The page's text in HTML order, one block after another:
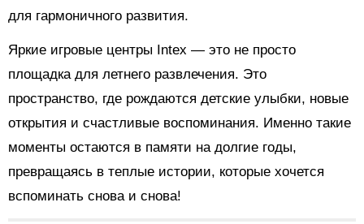
для гармоничного развития.
Яркие игровые центры Intex — это не просто
площадка для летнего развлечения. Это
пространство, где рождаются детские улыбки, новые
открытия и счастливые воспоминания. Именно такие
моменты остаются в памяти на долгие годы,
превращаясь в теплые истории, которые хочется
вспоминать снова и снова!